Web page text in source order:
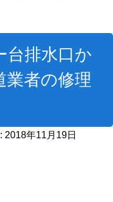
台排水口か
者の修理
2018年11月19日